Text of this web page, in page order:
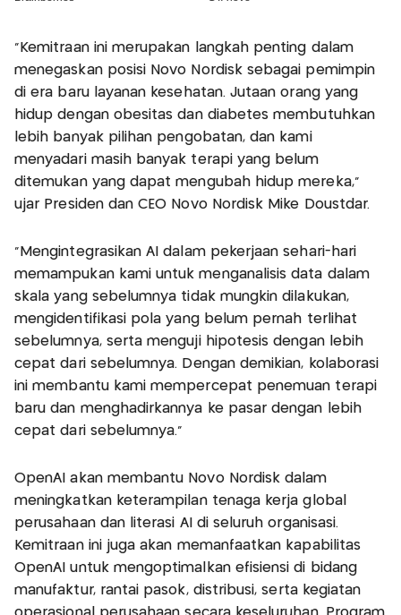
“Kemitraan ini merupakan langkah penting dalam
menegaskan posisi Novo Nordisk sebagai pemimpin
di era baru layanan kesehatan. Jutaan orang yang
hidup dengan obesitas dan diabetes membutuhkan
lebih banyak pilihan pengobatan, dan kami
menyadari masih banyak terapi yang belum
ditemukan yang dapat mengubah hidup mereka,”
ujar Presiden dan CEO Novo Nordisk Mike Doustdar.
“Mengintegrasikan AI dalam pekerjaan sehari-hari
memampukan kami untuk menganalisis data dalam
skala yang sebelumnya tidak mungkin dilakukan,
mengidentifikasi pola yang belum pernah terlihat
sebelumnya, serta menguji hipotesis dengan lebih
cepat dari sebelumnya. Dengan demikian, kolaborasi
ini membantu kami mempercepat penemuan terapi
baru dan menghadirkannya ke pasar dengan lebih
cepat dari sebelumnya.”
OpenAI akan membantu Novo Nordisk dalam
meningkatkan keterampilan tenaga kerja global
perusahaan dan literasi AI di seluruh organisasi.
Kemitraan ini juga akan memanfaatkan kapabilitas
OpenAI untuk mengoptimalkan efisiensi di bidang
manufaktur, rantai pasok, distribusi, serta kegiatan